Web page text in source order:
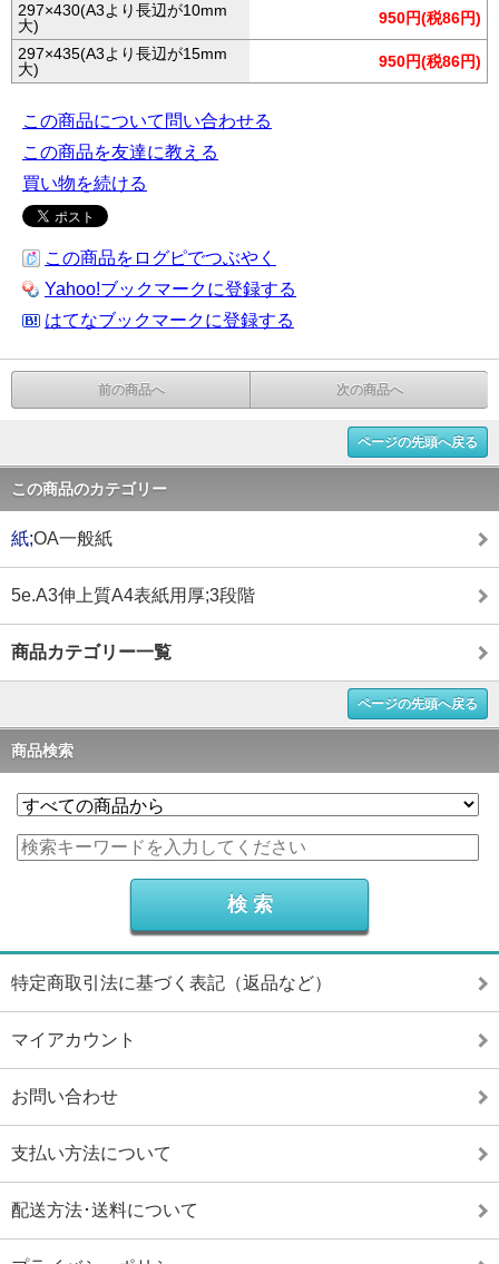
297×430(A3より長辺が10mm
大)
950円(税86円)
297×435(A3より長辺が15mm
大)
950円(税86円)
この商品について問い合わせる
この商品を友達に教える
買い物を続ける
この商品をログピでつぶやく
Yahoo!ブックマークに登録する
はてなブックマークに登録する
前の商品へ 次の商品へ
ページの先頭へ戻る
この商品のカテゴリー
紙;OA一般紙
5e.A3伸上質A4表紙用厚;3段階
商品カテゴリー一覧
ページの先頭へ戻る
商品検索
特定商取引法に基づく表記（返品など）
マイアカウント
お問い合わせ
支払い方法について
配送方法･送料について